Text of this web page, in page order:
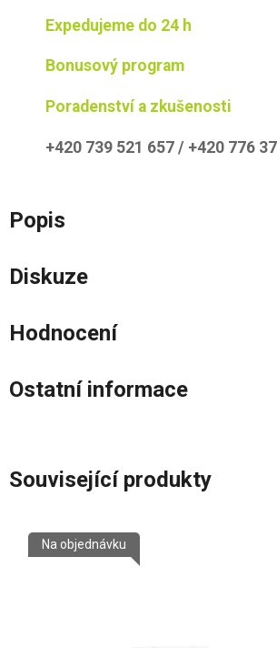
Expedujeme do 24 h
Bonusový program
Poradenství a zkušenosti
+420 739 521 657 / +420 776
Popis
Diskuze
Hodnocení
Ostatní informace
Související produkty
Na objednávku